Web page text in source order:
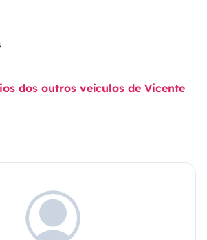
dos outros veículos de Vicente